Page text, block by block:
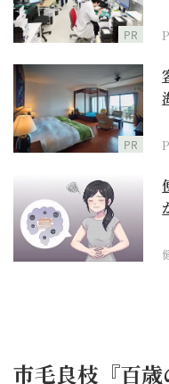
PR
PR
市毛良枝『百